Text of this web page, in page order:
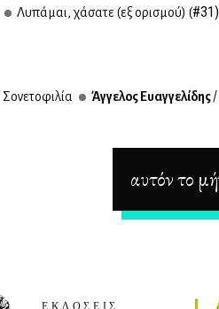
Λυ­πά­μαι, χά­σα­τε (εξ ορι­σμού) (#31)
Άγ­γε­λος Ευαγ­γε­λί­δης/
αυτόν το